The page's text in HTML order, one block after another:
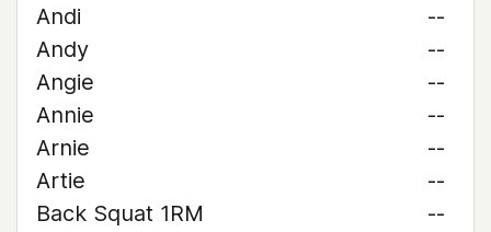
Andi
--
Andy
--
Angie
--
Annie
--
Arnie
--
Artie
--
Back Squat 1RM
--